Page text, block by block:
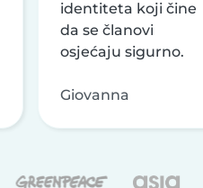
identiteta koji čine
da se članovi
osjećaju sigurno.
Giovanna